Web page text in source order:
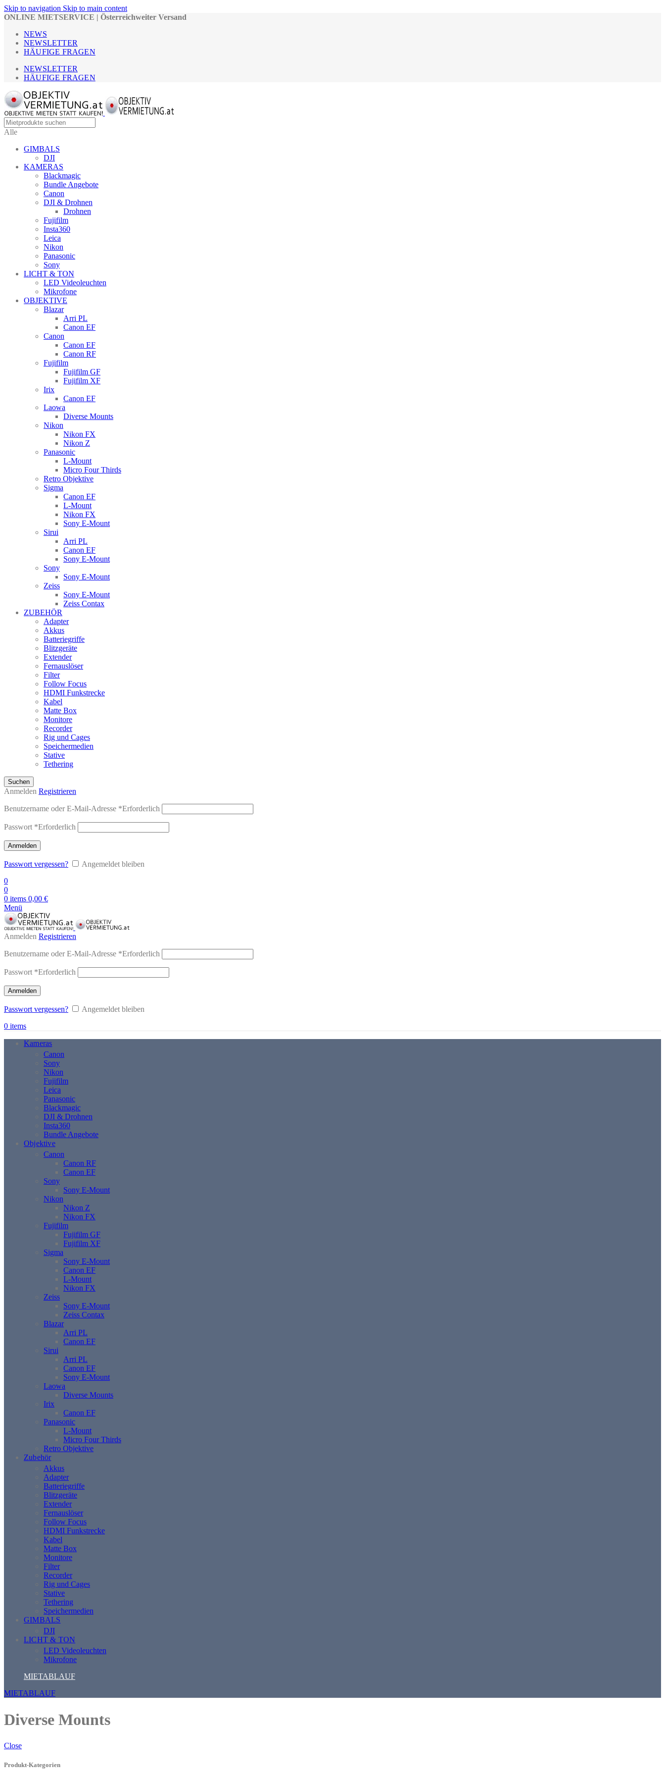
Skip to navigation Skip to main content
ONLINE MIETSERVICE | Österreichweiter Versand
NEWS
NEWSLETTER
HÄUFIGE FRAGEN
NEWSLETTER
HÄUFIGE FRAGEN
Alle
GIMBALS
DJI
KAMERAS
Blackmagic
Bundle Angebote
Canon
DJI & Drohnen
Drohnen
Fujifilm
Insta360
Leica
Nikon
Panasonic
Sony
LICHT & TON
LED Videoleuchten
Mikrofone
OBJEKTIVE
Blazar
Arri PL
Canon EF
Canon
Canon EF
Canon RF
Fujifilm
Fujifilm GF
Fujifilm XF
Irix
Canon EF
Laowa
Diverse Mounts
Nikon
Nikon FX
Nikon Z
Panasonic
L-Mount
Micro Four Thirds
Retro Objektive
Sigma
Canon EF
L-Mount
Nikon FX
Sony E-Mount
Sirui
Arri PL
Canon EF
Sony E-Mount
Sony
Sony E-Mount
Zeiss
Sony E-Mount
Zeiss Contax
ZUBEHÖR
Adapter
Akkus
Batteriegriffe
Blitzgeräte
Extender
Fernauslöser
Filter
Follow Focus
HDMI Funkstrecke
Kabel
Matte Box
Monitore
Recorder
Rig und Cages
Speichermedien
Stative
Tethering
Suchen
Anmelden Registrieren
Benutzername oder E-Mail-Adresse *Erforderlich
Passwort *Erforderlich
Anmelden
Passwort vergessen?
Angemeldet bleiben
0
0
0 items 0,00 €
Menü
Anmelden Registrieren
Benutzername oder E-Mail-Adresse *Erforderlich
Passwort *Erforderlich
Anmelden
Passwort vergessen?
Angemeldet bleiben
0 items
Kameras
Canon
Sony
Nikon
Fujifilm
Leica
Panasonic
Blackmagic
DJI & Drohnen
Insta360
Bundle Angebote
Objektive
Canon
Canon RF
Canon EF
Sony
Sony E-Mount
Nikon
Nikon Z
Nikon FX
Fujifilm
Fujifilm GF
Fujifilm XF
Sigma
Sony E-Mount
Canon EF
L-Mount
Nikon FX
Zeiss
Sony E-Mount
Zeiss Contax
Blazar
Arri PL
Canon EF
Sirui
Arri PL
Canon EF
Sony E-Mount
Laowa
Diverse Mounts
Irix
Canon EF
Panasonic
L-Mount
Micro Four Thirds
Retro Objektive
Zubehör
Akkus
Adapter
Batteriegriffe
Blitzgeräte
Extender
Fernauslöser
Follow Focus
HDMI Funkstrecke
Kabel
Matte Box
Monitore
Filter
Recorder
Rig und Cages
Stative
Tethering
Speichermedien
GIMBALS
DJI
LICHT & TON
LED Videoleuchten
Mikrofone
MIETABLAUF
MIETABLAUF
Diverse Mounts
Close
Produkt-Kategorien